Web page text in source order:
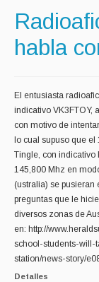
habla
El entusiasta
indicativo VK3FTOY,
con motivo de
lo cual supuso que
Tingle, con indicativo
145,800 Mhz en
(ustralia) se pusieran
preguntas que le
diversos zonas de
en: http://
school-students-will-
station/news-story/
Detalles